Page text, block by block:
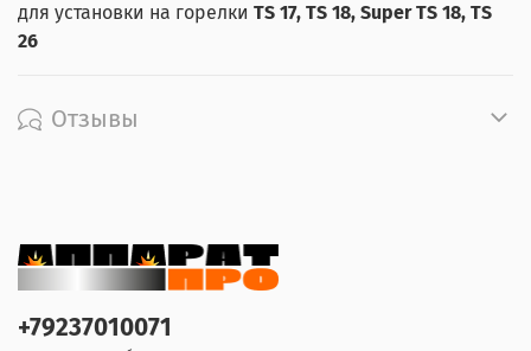
для установки на горелки TS 17, TS 18, Super TS 18, TS
26
Отзывы
+79237010071